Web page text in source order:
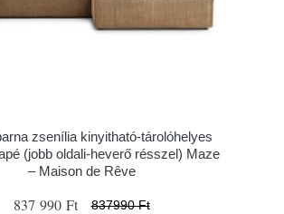
zsenília kinyitható-tárolóhelyes
(jobb oldali-heverő résszel) Maze
– Maison de Rêve
837 990 Ft 837990 Ft